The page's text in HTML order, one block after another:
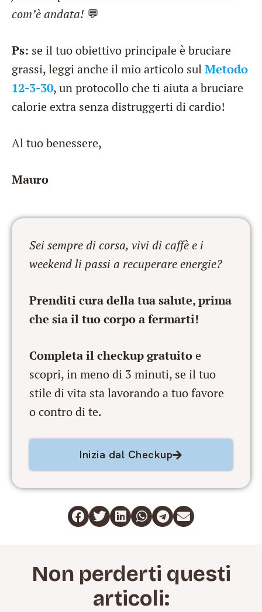
com’è andata! 💬
Ps: se il tuo obiettivo principale è bruciare
grassi, leggi anche il mio articolo sulMetodo
12-3-30, un protocollo che ti aiuta a bruciare
calorie extra senza distruggerti di cardio!
Al tuo benessere,
Mauro
Sei sempre di corsa, vivi di caffè e i
weekend li passi a recuperare energie?
Prenditi cura della tua salute, prima
che sia il tuo corpo a fermarti!
Completa il checkup gratuitoe
scopri, in meno di 3 minuti, se il tuo
stile di vita sta lavorando a tuo favore
o contro di te.
Inizia dal Checkup
Non perderti questi
articoli: